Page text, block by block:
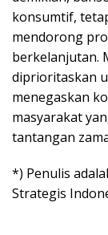
konsumtif,
mendorong
berkelanjutan.
diprioritaskan
menegaskan
masyarakat
tantangan
*) Penulis
Strategis